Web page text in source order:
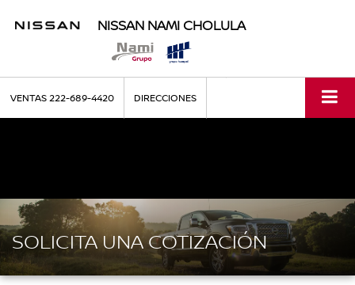
NISSAN NAMI CHOLULA
VENTAS222-689-4420 DIRECCIONES
SOLICITA UNA COTIZACIÓN